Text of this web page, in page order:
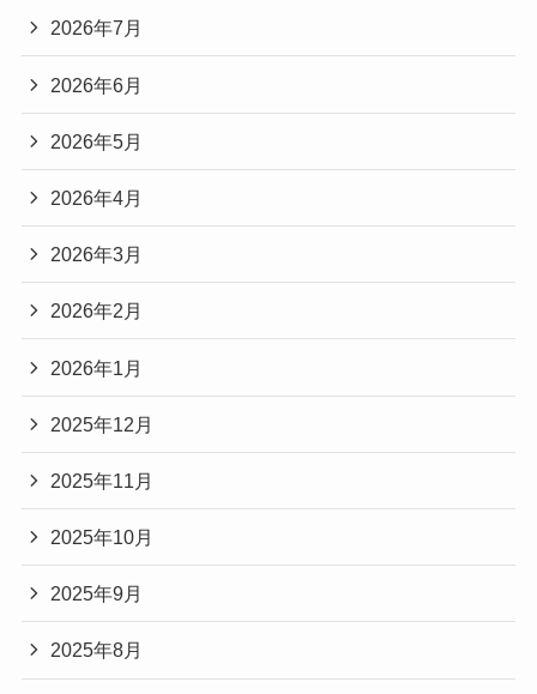
2026年7月
2026年6月
2026年5月
2026年4月
2026年3月
2026年2月
2026年1月
2025年12月
2025年11月
2025年10月
2025年9月
2025年8月